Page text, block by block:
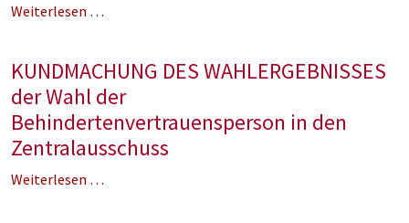
Weiterlesen …
KUNDMACHUNG DES WAHLERGEBNISSES
der Wahl der
Behindertenvertrauensperson in den
Zentralausschuss
Weiterlesen …